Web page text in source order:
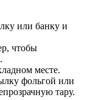
или банку и
чтобы
месте.
фольгой или
тару.